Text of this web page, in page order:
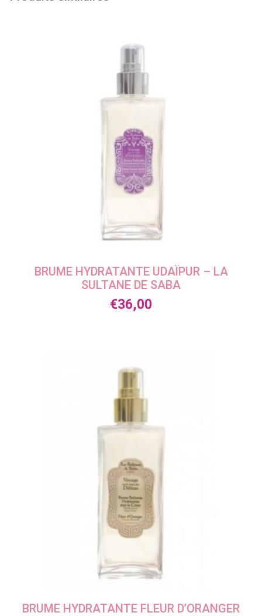
BRUME HYDRATANTE UDAÏPUR – LA
SULTANE DE SABA
€36,00
BRUME HYDRATANTE FLEUR D’ORANGER